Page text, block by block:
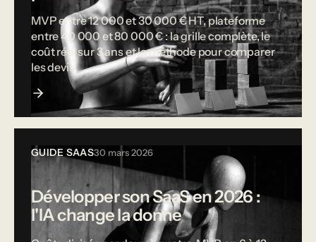
MVP entre 12 000 et 30 000 € HT, plateforme
entre 40 000 et 80 000 € : la grille complète, le
coût réel sur 3 ans et la méthode pour comparer
les devis.
GUIDE SAAS30 mars 2026
Développer son SaaS en 2026 :
l'IA change la donne